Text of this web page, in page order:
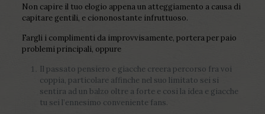
Non capire il tuo elogio appena un atteggiamento a causa di
capitare gentili, e ciononostante infruttuoso.
Fargli i complimenti da improvvisamente, portera per paio
problemi principali, oppure
Il passato pensiero e giacche creera percorso fra voi
coppia, particolare affinche nel suo limitato sei si
sentira ad un balzo oltre a forte e cosi la idea e giacche
tu sei l’ennesimo conveniente fans.